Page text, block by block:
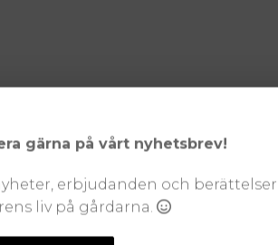
gärna på vårt nyhetsbrev!
erbjudanden och
liv på gårdarna.